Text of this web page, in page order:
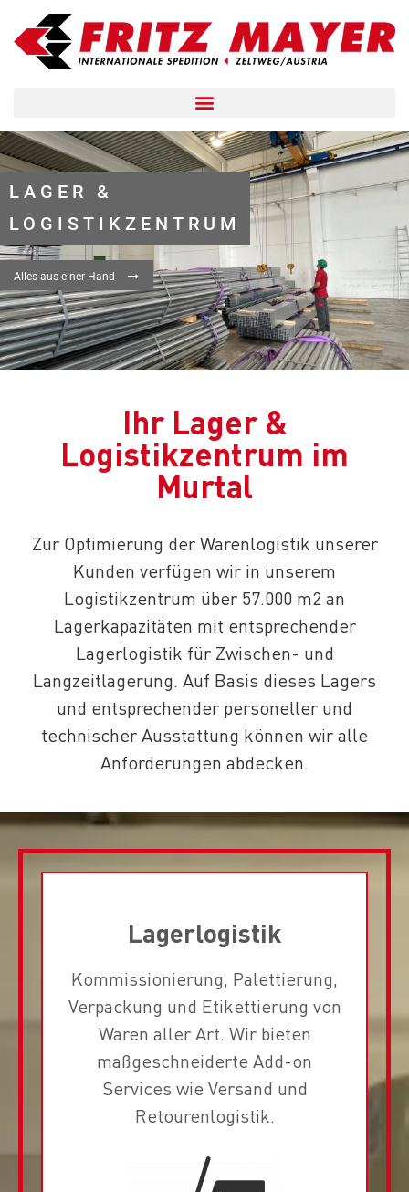
LAGER &
LOGISTIKZENTRUM
Alles aus einer Hand
Ihr Lager &
Logistikzentrum im
Murtal
Zur Optimierung der Warenlogistik unserer
Kunden verfügen wir in unserem
Logistikzentrum über 57.000 m2 an
Lagerkapazitäten mit entsprechender
Lagerlogistik für Zwischen- und
Langzeitlagerung. Auf Basis dieses Lagers
und entsprechender personeller und
technischer Ausstattung können wir alle
Anforderungen abdecken.
Lagerlogistik
Kommissionierung, Palettierung,
Verpackung und Etikettierung von
Waren aller Art. Wir bieten
maßgeschneiderte Add-on
Services wie Versand und
Retourenlogistik.